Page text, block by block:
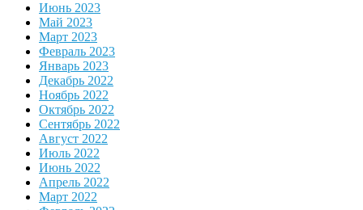
Июнь 2023
Май 2023
Март 2023
Февраль 2023
Январь 2023
Декабрь 2022
Ноябрь 2022
Октябрь 2022
Сентябрь 2022
Август 2022
Июль 2022
Июнь 2022
Апрель 2022
Март 2022